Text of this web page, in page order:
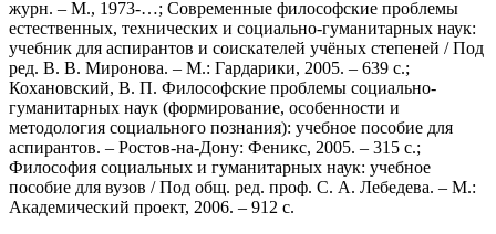
журн. – М., 1973-…; Современные философские проблемы
естественных, технических и социально-гуманитарных наук:
учебник для аспирантов и соискателей учёных степеней / Под
ред. В. В. Миронова. – М.: Гардарики, 2005. – 639 с.;
Кохановский, В. П. Философские проблемы социально-
гуманитарных наук (формирование, особенности и
методология социального познания): учебное пособие для
аспирантов. – Ростов-на-Дону: Феникс, 2005. – 315 с.;
Философия социальных и гуманитарных наук: учебное
пособие для вузов / Под общ. ред. проф. С. А. Лебедева. – М.:
Академический проект, 2006. – 912 с.